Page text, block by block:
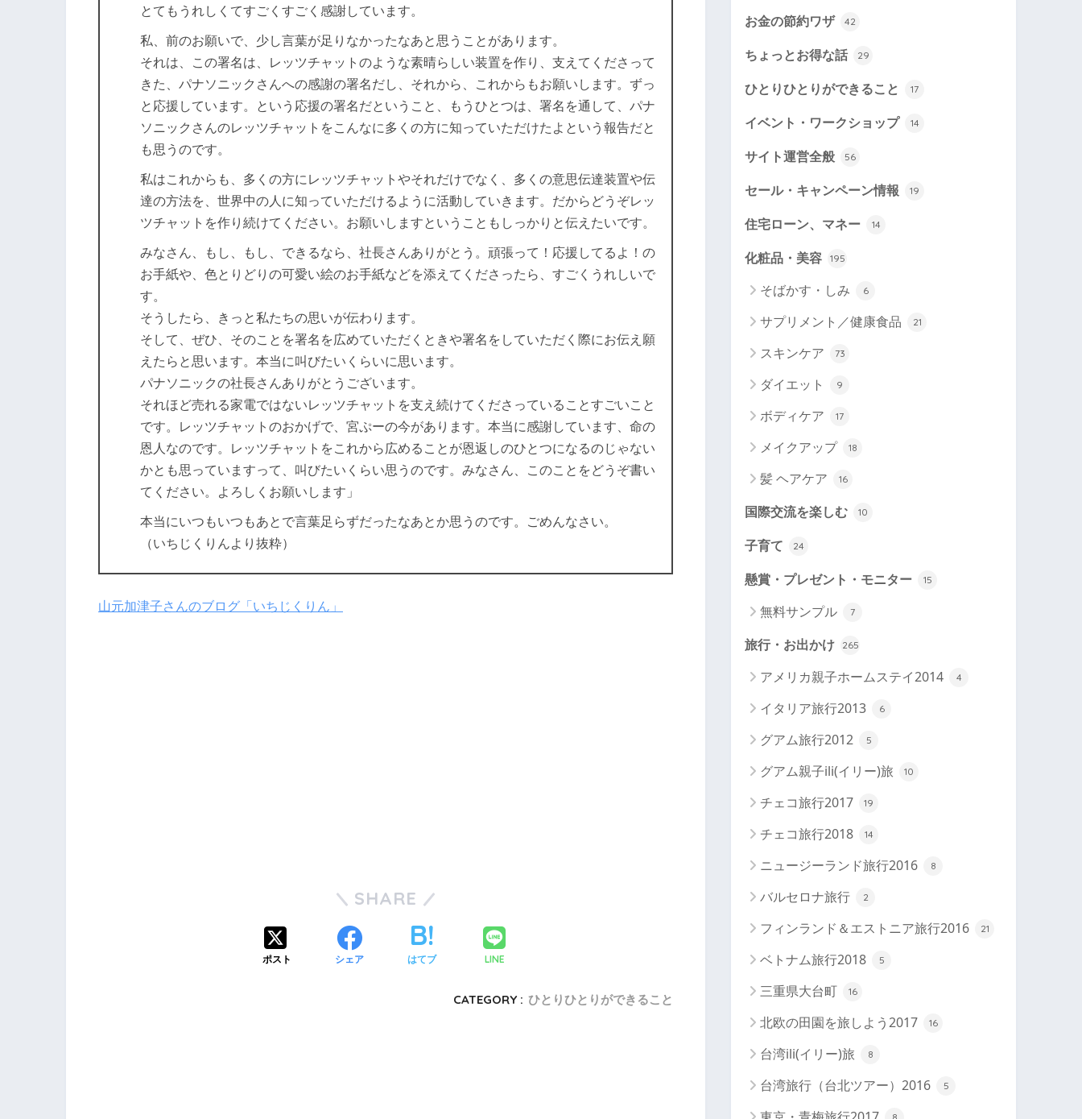
とてもうれしくてすごくすごく感謝しています。
私、前のお願いで、少し言葉が足りなかったなあと思うことがあります。
それは、この署名は、レッツチャットのような素晴らしい装置を作り、支えてくださって
きた、パナソニックさんへの感謝の署名だし、それから、これからもお願いします。ずっ
と応援しています。という応援の署名だということ、もうひとつは、署名を通して、パナ
ソニックさんのレッツチャットをこんなに多くの方に知っていただけたよという報告だと
も思うのです。
私はこれからも、多くの方にレッツチャットやそれだけでなく、多くの意思伝達装置や伝
達の方法を、世界中の人に知っていただけるように活動していきます。だからどうぞレッ
ツチャットを作り続けてください。お願いしますということもしっかりと伝えたいです。
みなさん、もし、もし、できるなら、社長さんありがとう。頑張って！応援してるよ！の
お手紙や、色とりどりの可愛い絵のお手紙などを添えてくださったら、すごくうれしいで
す。
そうしたら、きっと私たちの思いが伝わります。
そして、ぜひ、そのことを署名を広めていただくときや署名をしていただく際にお伝え願
えたらと思います。本当に叫びたいくらいに思います。
パナソニックの社長さんありがとうございます。
それほど売れる家電ではないレッツチャットを支え続けてくださっていることすごいこと
です。レッツチャットのおかげで、宮ぷーの今があります。本当に感謝しています、命の
恩人なのです。レッツチャットをこれから広めることが恩返しのひとつになるのじゃない
かとも思っていますって、叫びたいくらい思うのです。みなさん、このことをどうぞ書い
てください。よろしくお願いします」
本当にいつもいつもあとで言葉足らずだったなあとか思うのです。ごめんなさい。
（いちじくりんより抜粋）
山元加津子さんのブログ「いちじくりん」
SHARE
ポスト シェア はてブ LINE
CATEGORY : ひとりひとりができること
お金の節約ワザ 42
ちょっとお得な話 29
ひとりひとりができること 17
イベント・ワークショップ 14
サイト運営全般 56
セール・キャンペーン情報 19
住宅ローン、マネー 14
化粧品・美容 195
そばかす・しみ 6
サプリメント／健康食品 21
スキンケア 73
ダイエット 9
ボディケア 17
メイクアップ 18
髪 ヘアケア 16
国際交流を楽しむ 10
子育て 24
懸賞・プレゼント・モニター 15
無料サンプル 7
旅行・お出かけ 265
アメリカ親子ホームステイ2014 4
イタリア旅行2013 6
グアム旅行2012 5
グアム親子ili(イリー)旅 10
チェコ旅行2017 19
チェコ旅行2018 14
ニュージーランド旅行2016 8
バルセロナ旅行 2
フィンランド＆エストニア旅行2016 21
ベトナム旅行2018 5
三重県大台町 16
北欧の田園を旅しよう2017 16
台湾ili(イリー)旅 8
台湾旅行（台北ツアー）2016 5